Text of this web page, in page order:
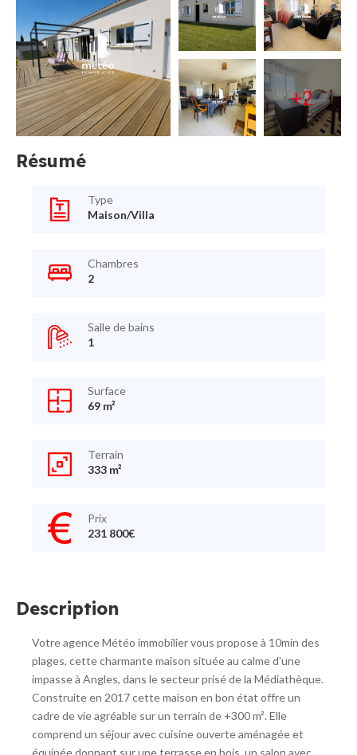
+2
Description
Votre agence Météo immobilier vous propose à 10min des
plages, cette charmante maison située au calme d'une
impasse à Angles, dans le secteur prisé de la Médiathèque.
Construite en 2017 cette maison en bon état offre un
cadre de vie agréable sur un terrain de +300 m². Elle
comprend un séjour avec cuisine ouverte aménagée et
équipée donnant sur une terrasse en bois, un salon avec
Résumé
Type
Maison/Villa
Chambres
2
Salle de bains
1
Surface
69 m²
Terrain
333 m²
Prix
231 800€